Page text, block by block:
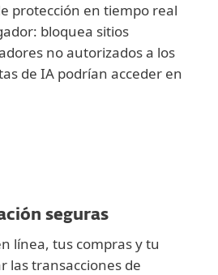
protección en tiempo real
bloquea sitios
no autorizados a los
de IA podrían acceder en
seguras
línea, tus compras y tu
las transacciones de